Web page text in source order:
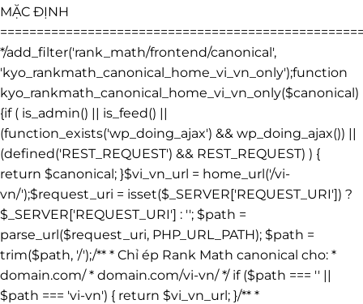
MẶC ĐỊNH
*/add_filter('rank_math/frontend/canonical',
'kyo_rankmath_canonical_home_vi_vn_only');function
kyo_rankmath_canonical_home_vi_vn_only($canonical)
{if ( is_admin() || is_feed() ||
(function_exists('wp_doing_ajax') && wp_doing_ajax()) ||
(defined('REST_REQUEST') && REST_REQUEST) ) {
return $canonical; }$vi_vn_url = home_url('/vi-
vn/');$request_uri = isset($_SERVER['REQUEST_URI']) ?
$_SERVER['REQUEST_URI'] : ''; $path =
parse_url($request_uri, PHP_URL_PATH); $path =
trim($path, '/');/** * Chỉ ép Rank Math canonical cho: *
domain.com/ * domain.com/vi-vn/ */ if ($path === '' ||
$path === 'vi-vn') { return $vi_vn_url; }/** *